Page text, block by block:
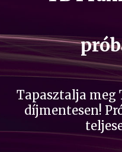
Tapasztalja
díjmentesen!